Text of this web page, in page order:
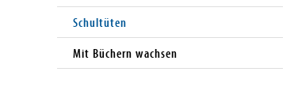
Schultüten
Mit Büchern wachsen